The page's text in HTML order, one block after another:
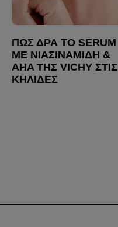
ΠΏΣ ΔΡΑ ΤΟ SERUM
ΜΕ ΝΙΑΣΙΝΑΜΊΔΗ &
AHA ΤΗΣ VICHY ΣΤΙΣ
ΚΗΛΊΔΕΣ